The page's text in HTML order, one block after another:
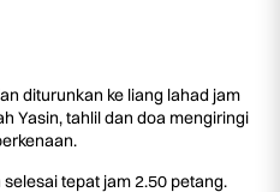
diturunkan ke liang lahad jam
Yasin, tahlil dan doa mengiringi
tepat jam 2.50 petang.